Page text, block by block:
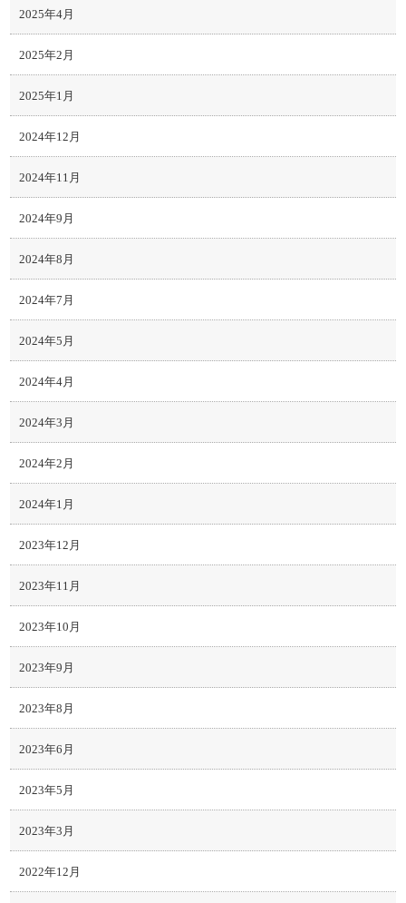
2025年4月
2025年2月
2025年1月
2024年12月
2024年11月
2024年9月
2024年8月
2024年7月
2024年5月
2024年4月
2024年3月
2024年2月
2024年1月
2023年12月
2023年11月
2023年10月
2023年9月
2023年8月
2023年6月
2023年5月
2023年3月
2022年12月